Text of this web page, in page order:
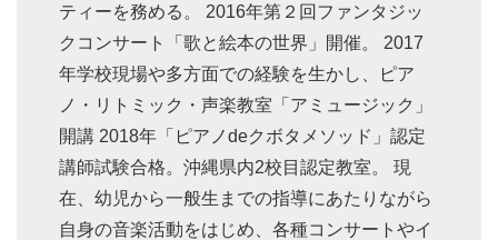
ティーを務める。 2016年第２回ファンタジッ
クコンサート「歌と絵本の世界」開催。 2017
年学校現場や多方面での経験を生かし、ピア
ノ・リトミック・声楽教室「アミュージック」
開講 2018年「ピアノdeクボタメソッド」認定
講師試験合格。沖縄県内2校目認定教室。 現
在、幼児から一般生までの指導にあたりながら
自身の音楽活動をはじめ、各種コンサートやイ